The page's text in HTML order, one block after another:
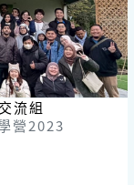
流組
營2023